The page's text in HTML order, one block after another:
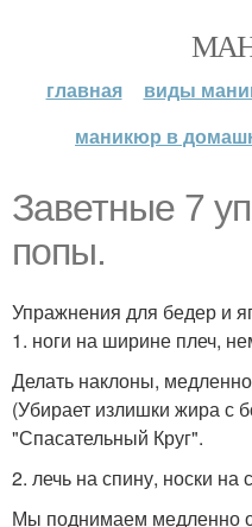
главная виды
маникюр в
Заветные 7
попы.
Упражнения для бедер и
1. ноги на ширине плеч,
Делать наклоны,
(Убирает излишки жира с
"Спасательный Круг".
2. лечь на спину, носки на
Мы поднимаем медленно